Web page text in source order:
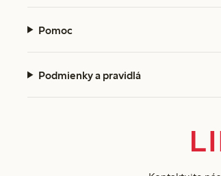
Pomoc
Podmienky a pravidlá